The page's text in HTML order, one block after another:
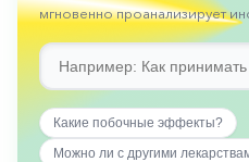
Противорвотные
Пульмонология
мгновенно проанализирует
Какие побочные эффекты?
Можно ли с другими